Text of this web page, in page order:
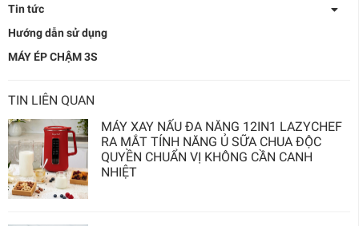
Tin tức
Hướng dẫn sử dụng
MÁY ÉP CHẬM 3S
TIN LIÊN QUAN
MÁY XAY NẤU ĐA NĂNG 12IN1 LAZYCHEF
RA MẮT TÍNH NĂNG Ủ SỮA CHUA ĐỘC
QUYỀN CHUẨN VỊ KHÔNG CẦN CANH
NHIỆT